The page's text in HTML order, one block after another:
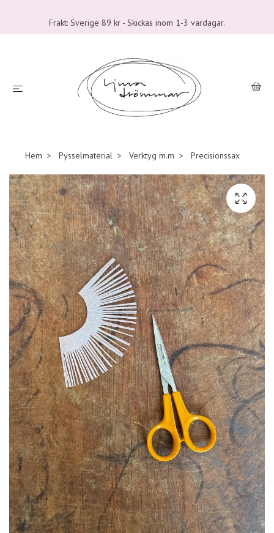
Frakt: Sverige 89 kr - Skickas inom 1-3 vardagar.
Hem Pysselmaterial Verktyg m.m Precisionssax